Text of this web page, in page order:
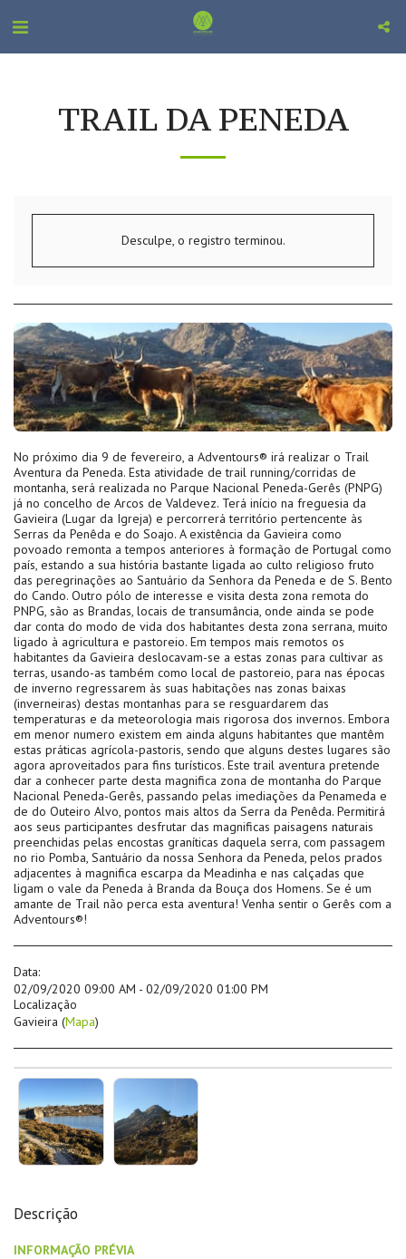
TRAIL DA PENEDA
Desculpe, o registro terminou.
No próximo dia 9 de fevereiro, a Adventours® irá realizar o Trail
Aventura da Peneda. Esta atividade de trail running/corridas de
montanha, será realizada no Parque Nacional Peneda-Gerês (PNPG)
já no concelho de Arcos de Valdevez. Terá início na freguesia da
Gavieira (Lugar da Igreja) e percorrerá território pertencente às
Serras da Penêda e do Soajo. A existência da Gavieira como
povoado remonta a tempos anteriores à formação de Portugal como
país, estando a sua história bastante ligada ao culto religioso fruto
das peregrinações ao Santuário da Senhora da Peneda e de S. Bento
do Cando. Outro pólo de interesse e visita desta zona remota do
PNPG, são as Brandas, locais de transumância, onde ainda se pode
dar conta do modo de vida dos habitantes desta zona serrana, muito
ligado à agricultura e pastoreio. Em tempos mais remotos os
habitantes da Gavieira deslocavam-se a estas zonas para cultivar as
terras, usando-as também como local de pastoreio, para nas épocas
de inverno regressarem às suas habitações nas zonas baixas
(inverneiras) destas montanhas para se resguardarem das
temperaturas e da meteorologia mais rigorosa dos invernos. Embora
em menor numero existem em ainda alguns habitantes que mantêm
estas práticas agrícola-pastoris, sendo que alguns destes lugares são
agora aproveitados para fins turísticos. Este trail aventura pretende
dar a conhecer parte desta magnifica zona de montanha do Parque
Nacional Peneda-Gerês, passando pelas imediações da Penameda e
de do Outeiro Alvo, pontos mais altos da Serra da Penêda. Permitirá
aos seus participantes desfrutar das magnificas paisagens naturais
preenchidas pelas encostas graníticas daquela serra, com passagem
no rio Pomba, Santuário da nossa Senhora da Peneda, pelos prados
adjacentes à magnifica escarpa da Meadinha e nas calçadas que
ligam o vale da Peneda à Branda da Bouça dos Homens. Se é um
amante de Trail não perca esta aventura! Venha sentir o Gerês com a
Adventours®!
Data:
02/09/2020 09:00 AM - 02/09/2020 01:00 PM
Localização
Gavieira (Mapa)
Descrição
INFORMAÇÃO PRÉVIA